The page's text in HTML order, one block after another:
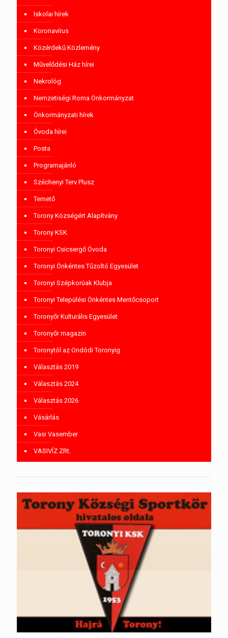
Iskolai hírek
Koronavírus
Közérdekű Közlemény
Művelődési Ház hírei
Nekrológ
Nemzetiségi Roma Önkormányzat
Önkormányzati hírek
Óvoda hírei
Posta
Programajánló
Széchenyi Terv Plusz
Temető
Torony Községért Alapítvány
Torony KSK
Toronyi Csicsergő Óvoda
Toronyi Önkéntes Tűzoltó Egyesület
Toronyi Szépkorúak Klubja
Toronyi Települési Önkéntes Mentőcsoport
Toronyőr Kulturális Egyesület
Toronyőr magazin
Toronytól az Ondódi Toronyig
Választás 2019
Választás 2024
Választás 2026
Vásárlás
Vasi Vasember
VASIVÍZ ZRt.